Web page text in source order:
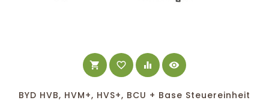
shopping_cart favorite_border equalizer visibility
BYD HVB, HVM+, HVS+, BCU + Base Steuereinheit